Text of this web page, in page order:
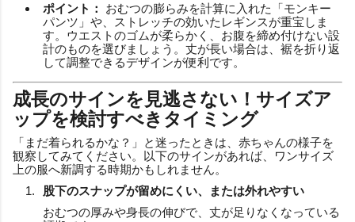
ポイント：
おむつの膨らみを計算に入れた「モンキー
パンツ」や、ストレッチの効いたレギンスが重宝しま
す。ウエストのゴムが柔らかく、お腹を締め付けない設
計のものを選びましょう。丈が長い場合は、裾を折り返
して調整できるデザインが便利です。
成長のサインを見逃さない！サイズア
ップを検討すべきタイミング
「まだ着られるかな？」と迷ったときは、赤ちゃんの様子を
観察してみてください。以下のサインがあれば、ワンサイズ
上の服へ新調する時期かもしれません。
股下のスナップが留めにくい、または外れやすい
おむつの厚みや身長の伸びで、丈が足りなくなっている